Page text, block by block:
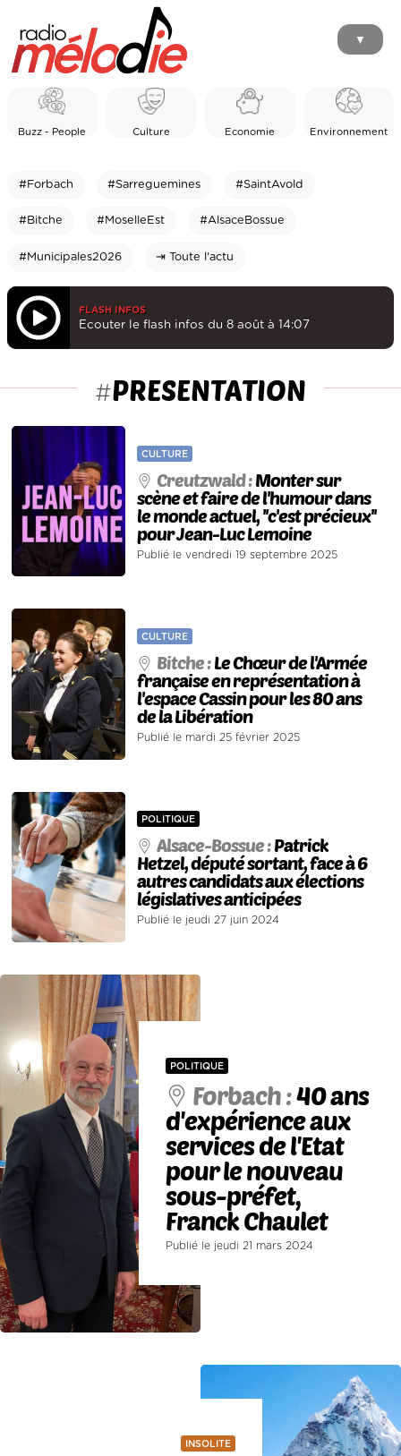
▼
Buzz - People Culture Economie Environnement
#Forbach #Sarreguemines #SaintAvold
#Bitche #MoselleEst #AlsaceBossue
#Municipales2026 ⇥ Toute l'actu
FLASH INFOS
Ecouter le flash infos du 8 août à 14:07
#PRESENTATION
CULTURE
Creutzwald :Monter sur
scène et faire de l'humour dans
le monde actuel, ''c'est précieux''
pour Jean-Luc Lemoine
Publié le vendredi 19 septembre 2025
CULTURE
Bitche :Le Chœur de l'Armée
française en représentation à
l'espace Cassin pour les 80 ans
de la Libération
Publié le mardi 25 février 2025
POLITIQUE
Alsace-Bossue :Patrick
Hetzel, député sortant, face à 6
autres candidats aux élections
législatives anticipées
Publié le jeudi 27 juin 2024
POLITIQUE
Forbach :40 ans
d'expérience aux
services de l'Etat
pour le nouveau
sous-préfet,
Franck Chaulet
Publié le jeudi 21 mars 2024
INSOLITE